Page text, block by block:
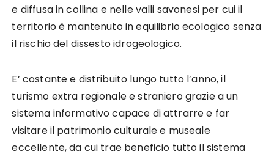
e diffusa in collina e nelle valli savonesi per cui il
territorio è mantenuto in equilibrio ecologico senza
il rischio del dissesto idrogeologico.
E’ costante e distribuito lungo tutto l’anno, il
turismo extra regionale e straniero grazie a un
sistema informativo capace di attrarre e far
visitare il patrimonio culturale e museale
eccellente, da cui trae beneficio tutto il sistema